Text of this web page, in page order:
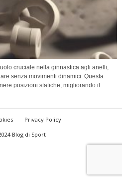
cruciale nella ginnastica agli anelli,
senza movimenti dinamici. Questa
posizioni statiche, migliorando il
Privacy Policy
Blog di Sport